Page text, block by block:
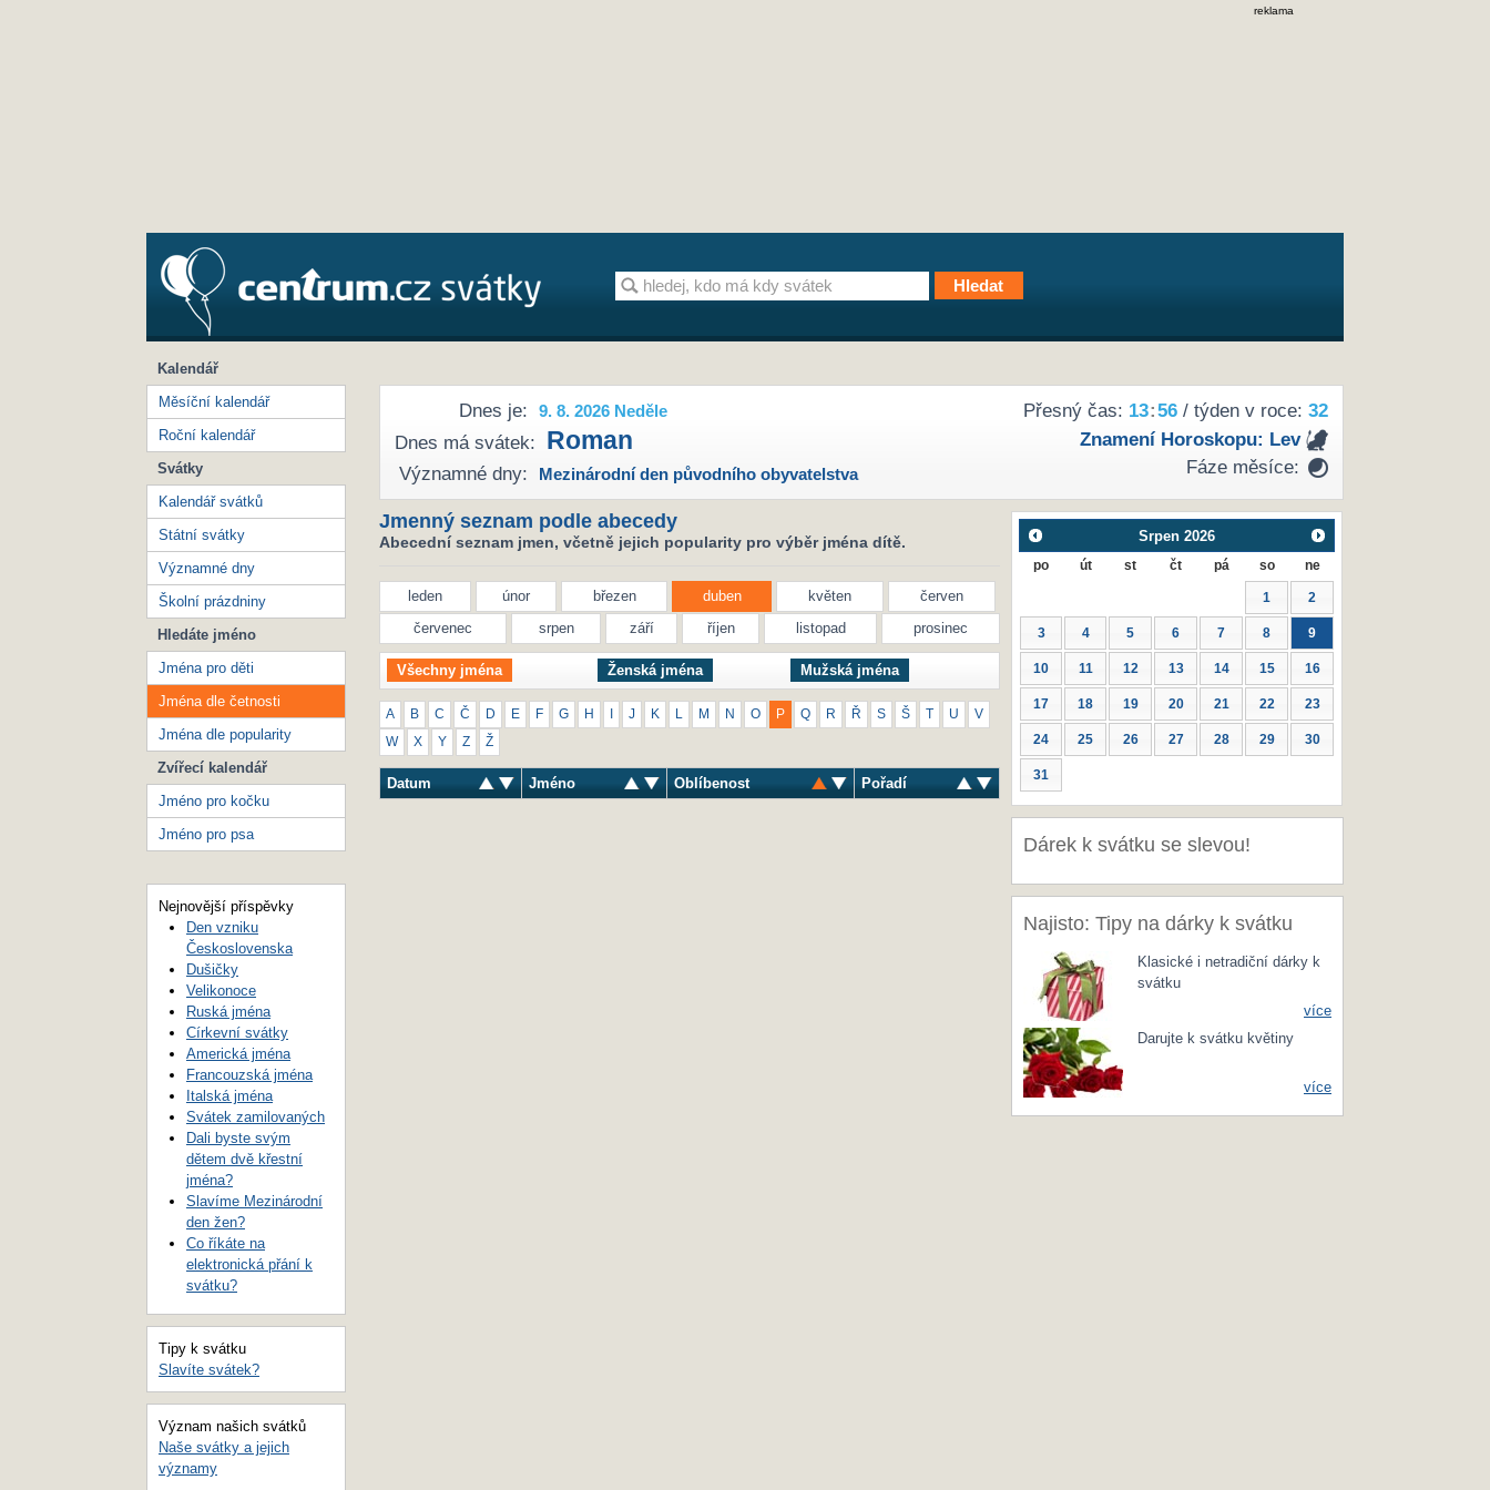
reklama
Přesný čas: 13:56/ týden v roce: 32
Znamení Horoskopu: Lev
Fáze měsíce:
Dnes je: 9. 8. 2026 Neděle
Dnes má svátek: Roman
Významné dny: Mezinárodní den původního obyvatelstva
Jmenný seznam podle abecedy
Abecední seznam jmen, včetně jejich popularity pro výběr jména dítě.
leden únor březen duben květen
červen
červenec
srpen září říjen listopad prosinec
Všechny jména Ženská jména Mužská jména
A B C Č D E F G H J K M N O P Q R Ř S Š T U V
W X Y Z Ž
Datum Jméno Oblíbenost Pořadí
Srpen 2026
po út st čt pá so ne
1 2
3 4 5 6 7 8 9
10 11 12 13 14 15 16
17 18 19 20 21 22 23
24 25 26 27 28 29 30
31
Dárek k svátku se slevou!
Najisto: Tipy na dárky k svátku
Klasické i netradiční dárky k
svátku
více
Darujte k svátku květiny
více
Kalendář
Měsíční kalendář
Roční kalendář
Svátky
Kalendář svátků
Státní svátky
Významné dny
Školní prázdniny
Hledáte jméno
Jména pro děti
Jména dle četnosti
Jména dle popularity
Zvířecí kalendář
Jméno pro kočku
Jméno pro psa
Nejnovější příspěvky
Den vzniku
Československa
Dušičky
Velikonoce
Ruská jména
Církevní svátky
Americká jména
Francouzská jména
Italská jména
Svátek zamilovaných
Dali byste svým
dětem dvě křestní
jména?
Slavíme Mezinárodní
den žen?
Co říkáte na
elektronická přání k
svátku?
Tipy k svátku
Slavíte svátek?
Význam našich svátků
Naše svátky a jejich
významy